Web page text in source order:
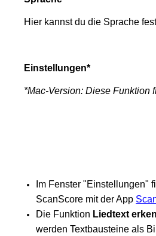
Hier kannst du die Sprache
Einstellungen*
*Mac-Version: Diese Funktion
Im Fenster "Einstellungen"
ScanScore mit der App
Die Funktion Liedtext
werden Textbausteine als